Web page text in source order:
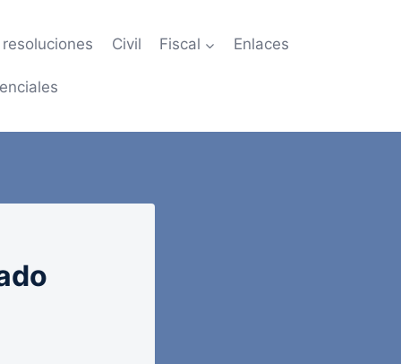
Civil Fiscal Enlaces